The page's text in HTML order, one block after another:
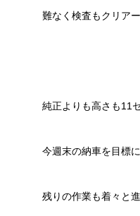
難なく検査もクリア
純正よりも高さも11
今週末の納車を目標
残りの作業も着々と